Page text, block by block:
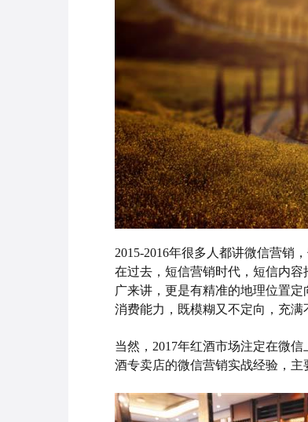
2015-2016年很多人都讲微信营销
在过去，短信营销时代，短信内
广来讲，更是有精准的地理位置
消费能力，既模糊又不定向，充满
当然，2017年红酒市场注定在微
酒专卖店的微信营销实战经验，主